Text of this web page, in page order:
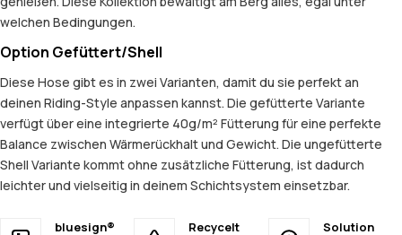
welchen Bedingungen.
Option Gefüttert/Shell
Diese Hose gibt es in zwei Varianten, damit du sie perfekt an
deinen Riding-Style anpassen kannst. Die gefütterte Variante
verfügt über eine integrierte 40g/m² Fütterung für eine perfekte
Balance zwischen Wärmerückhalt und Gewicht. Die ungefütterte
Shell Variante kommt ohne zusätzliche Fütterung, ist dadurch
leichter und vielseitig in deinem Schichtsystem einsetzbar.
bluesign® Recycelt Solution